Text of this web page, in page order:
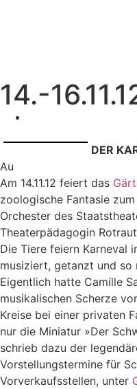
14.-
DER
Au
Am 14.11.12 feiert das
zoologische Fantasie
Orchester des
Theaterpädagogin
Die Tiere feiern Karneval
musiziert, getanzt und so
Eigentlich hatte Camille
musikalischen Scherze
Kreise bei einer privaten
nur die Miniatur »Der
schrieb dazu der
Vorstellungstermine für
Vorverkaufsstellen, unter